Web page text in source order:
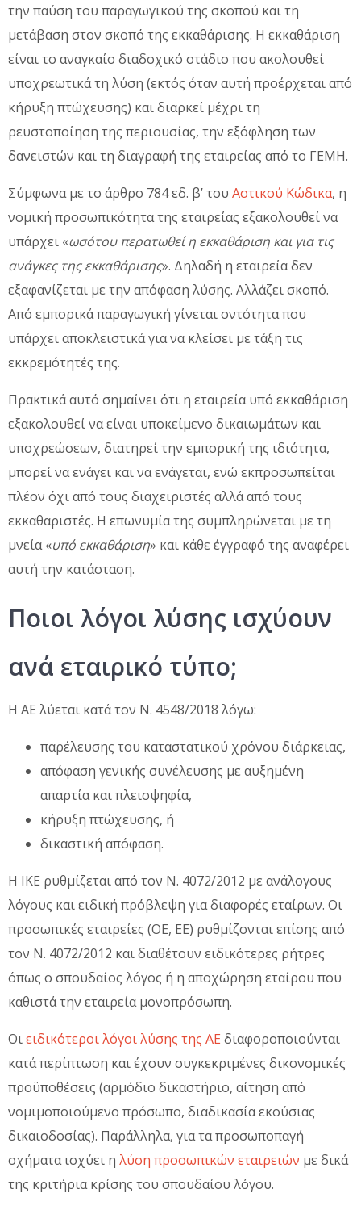
την παύση του παραγωγικού της σκοπού και τη
μετάβαση στον σκοπό της εκκαθάρισης. Η εκκαθάριση
είναι το αναγκαίο διαδοχικό στάδιο που ακολουθεί
υποχρεωτικά τη λύση (εκτός όταν αυτή προέρχεται από
κήρυξη πτώχευσης) και διαρκεί μέχρι τη
ρευστοποίηση της περιουσίας, την εξόφληση των
δανειστών και τη διαγραφή της εταιρείας από το ΓΕΜΗ.
Σύμφωνα με το άρθρο 784 εδ. β’ του Αστικού Κώδικα, η
νομική προσωπικότητα της εταιρείας εξακολουθεί να
υπάρχει «ωσότου περατωθεί η εκκαθάριση και για τις
ανάγκες της εκκαθάρισης». Δηλαδή η εταιρεία δεν
εξαφανίζεται με την απόφαση λύσης. Αλλάζει σκοπό.
Από εμπορικά παραγωγική γίνεται οντότητα που
υπάρχει αποκλειστικά για να κλείσει με τάξη τις
εκκρεμότητές της.
Πρακτικά αυτό σημαίνει ότι η εταιρεία υπό εκκαθάριση
εξακολουθεί να είναι υποκείμενο δικαιωμάτων και
υποχρεώσεων, διατηρεί την εμπορική της ιδιότητα,
μπορεί να ενάγει και να ενάγεται, ενώ εκπροσωπείται
πλέον όχι από τους διαχειριστές αλλά από τους
εκκαθαριστές. Η επωνυμία της συμπληρώνεται με τη
μνεία «υπό εκκαθάριση» και κάθε έγγραφό της αναφέρει
αυτή την κατάσταση.
Ποιοι λόγοι λύσης ισχύουν
ανά εταιρικό τύπο;
Η ΑΕ λύεται κατά τον Ν. 4548/2018 λόγω:
παρέλευσης του καταστατικού χρόνου διάρκειας,
απόφαση γενικής συνέλευσης με αυξημένη
απαρτία και πλειοψηφία,
κήρυξη πτώχευσης, ή
δικαστική απόφαση.
Η ΙΚΕ ρυθμίζεται από τον Ν. 4072/2012 με ανάλογους
λόγους και ειδική πρόβλεψη για διαφορές εταίρων. Οι
προσωπικές εταιρείες (ΟΕ, ΕΕ) ρυθμίζονται επίσης από
τον Ν. 4072/2012 και διαθέτουν ειδικότερες ρήτρες
όπως ο σπουδαίος λόγος ή η αποχώρηση εταίρου που
καθιστά την εταιρεία μονοπρόσωπη.
Οιειδικότεροι λόγοι λύσης της ΑΕ διαφοροποιούνται
κατά περίπτωση και έχουν συγκεκριμένες δικονομικές
προϋποθέσεις (αρμόδιο δικαστήριο, αίτηση από
νομιμοποιούμενο πρόσωπο, διαδικασία εκούσιας
δικαιοδοσίας). Παράλληλα, για τα προσωποπαγή
σχήματα ισχύει η λύση προσωπικών εταιρειών με δικά
της κριτήρια κρίσης του σπουδαίου λόγου.